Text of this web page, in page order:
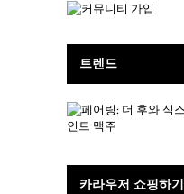
트렌드
카라우저 쇼핑하기